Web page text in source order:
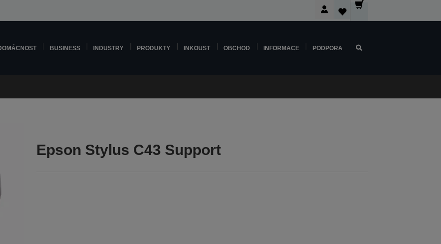
BUSINESS INDUSTRY PRODUKTY INKOUST OBCHOD INFORMACE PODPORA
Epson Stylus C43 Support